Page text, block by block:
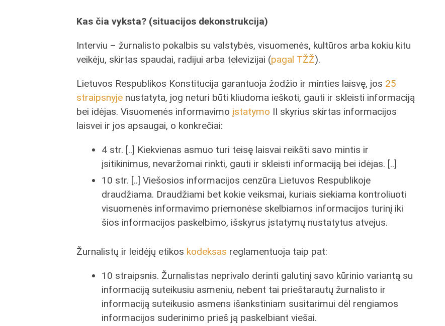
Kas čia vyksta? (situacijos dekonstrukcija)
Interviu – žurnalisto pokalbis su valstybės, visuomenės, kultūros arba kokiu kitu
veikėju, skirtas spaudai, radijui arba televizijai (pagal TŽŽ).
Lietuvos Respublikos Konstitucija garantuoja žodžio ir minties laisvę, jos 25
straipsnyje nustatyta, jog neturi būti kliudoma ieškoti, gauti ir skleisti informaciją
bei idėjas. Visuomenės informavimo įstatymo II skyrius skirtas informacijos
laisvei ir jos apsaugai, o konkrečiai:
4 str. [..] Kiekvienas asmuo turi teisę laisvai reikšti savo mintis ir
įsitikinimus, nevaržomai rinkti, gauti ir skleisti informaciją bei idėjas. [..]
10 str. [..] Viešosios informacijos cenzūra Lietuvos Respublikoje
draudžiama. Draudžiami bet kokie veiksmai, kuriais siekiama kontroliuoti
visuomenės informavimo priemonėse skelbiamos informacijos turinį iki
šios informacijos paskelbimo, išskyrus įstatymų nustatytus atvejus.
Žurnalistų ir leidėjų etikos kodeksas reglamentuoja taip pat:
10 straipsnis. Žurnalistas neprivalo derinti galutinį savo kūrinio variantą su
informaciją suteikusiu asmeniu, nebent tai prieštarautų žurnalisto ir
informaciją suteikusio asmens išankstiniam susitarimui dėl rengiamos
informacijos suderinimo prieš ją paskelbiant viešai.